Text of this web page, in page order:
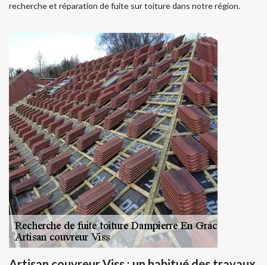
recherche et réparation de fuite sur toiture dans notre région.